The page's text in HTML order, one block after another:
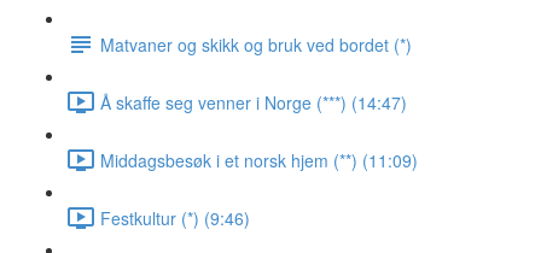
Matvaner og skikk og bruk ved bordet (*)
Å skaffe seg venner i Norge (***) (14:47)
Middagsbesøk i et norsk hjem (**) (11:09)
Festkultur (*) (9:46)